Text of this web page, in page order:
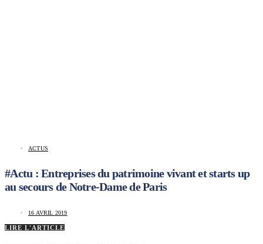
ACTUS
#Actu : Entreprises du patrimoine vivant et starts up
au secours de Notre-Dame de Paris
16 AVRIL 2019
LIRE L'ARTICLE